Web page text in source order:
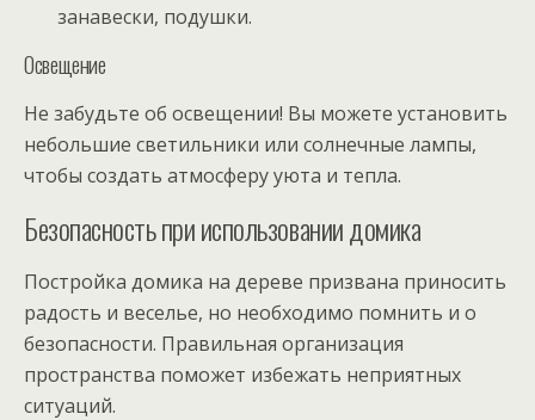
занавески, подушки.
Освещение
Не забудьте об освещении! Вы можете установить
небольшие светильники или солнечные лампы,
чтобы создать атмосферу уюта и тепла.
Безопасность при использовании домика
Постройка домика на дереве призвана приносить
радость и веселье, но необходимо помнить и о
безопасности. Правильная организация
пространства поможет избежать неприятных
ситуаций.